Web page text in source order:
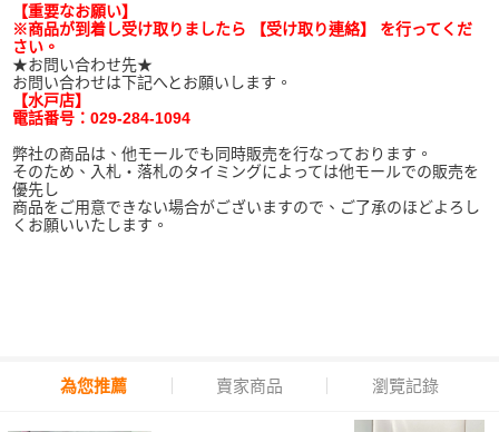
【重要なお願い】
※商品が到着し受け取りましたら 【受け取り連絡】 を行ってくだ
さい。
★お問い合わせ先★
お問い合わせは下記へとお願いします。
【水戸店】
電話番号：029-284-1094
弊社の商品は、他モールでも同時販売を行なっております。
そのため、入札・落札のタイミングによっては他モールでの販売を
優先し
商品をご用意できない場合がございますので、ご了承のほどよろし
くお願いいたします。
為您推薦 賣家商品 瀏覽記錄